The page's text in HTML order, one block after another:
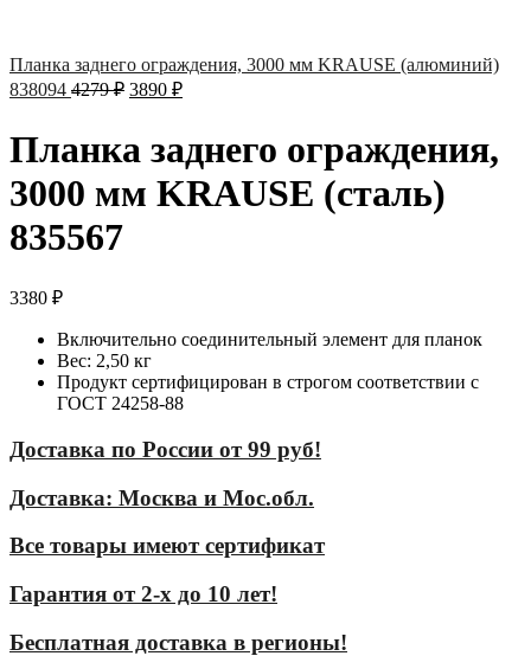
Планка заднего ограждения, 3000 мм KRAUSE (алюминий)
838094 4279₽ 3890 ₽
Планка заднего ограждения,
3000 мм KRAUSE (сталь)
835567
3380 ₽
Включительно соединительный элемент для планок
Вес: 2,50 кг
Продукт сертифицирован в строгом соответствии с
ГОСТ 24258-88
Доставка по России от 99 руб!
Доставка: Москва и Мос.обл.
Все товары имеют сертификат
Гарантия от 2-х до 10 лет!
Бесплатная доставка в регионы!